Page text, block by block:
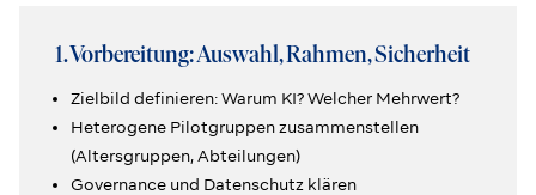
1. Vorbereitung: Auswahl, Rahmen, Sicherheit
Zielbild definieren: Warum KI? Welcher Mehrwert?
Heterogene Pilotgruppen zusammenstellen
(Altersgruppen, Abteilungen)
Governance und Datenschutz klären